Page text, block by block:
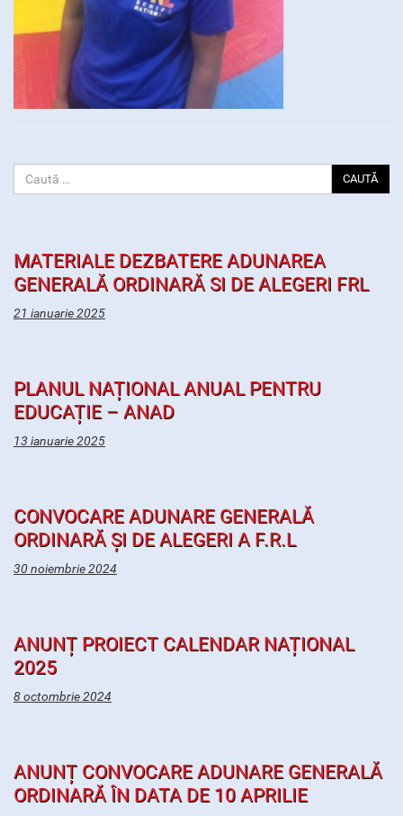
CAUTĂ
MATERIALE DEZBATERE ADUNAREA
GENERALĂ ORDINARĂ SI DE ALEGERI FRL
21 ianuarie 2025
PLANUL NAȚIONAL ANUAL PENTRU
EDUCAȚIE – ANAD
13 ianuarie 2025
CONVOCARE ADUNARE GENERALĂ
ORDINARĂ ȘI DE ALEGERI A F.R.L
30 noiembrie 2024
ANUNȚ PROIECT CALENDAR NAȚIONAL
2025
8 octombrie 2024
ANUNȚ CONVOCARE ADUNARE GENERALĂ
ORDINARĂ ÎN DATA DE 10 APRILIE